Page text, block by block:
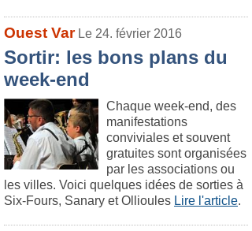
Ouest Var Le 24. février 2016
Sortir: les bons plans du
week-end
Chaque week-end, des
manifestations
conviviales et souvent
gratuites sont organisées
par les associations ou
les villes. Voici quelques idées de sorties à
Six-Fours, Sanary et Ollioules Lire l'article.